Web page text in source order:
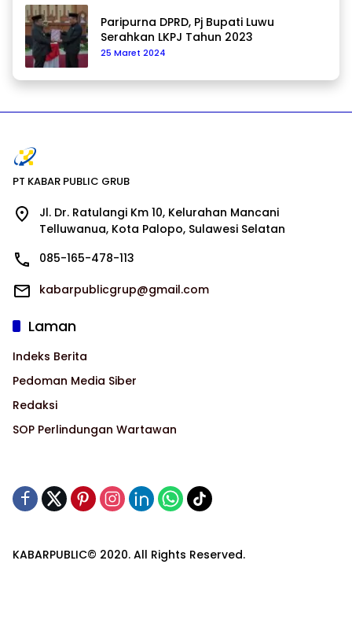
Paripurna DPRD, Pj Bupati Luwu
Serahkan LKPJ Tahun 2023
25 Maret 2024
PT KABAR PUBLIC GRUB
Jl. Dr. Ratulangi Km 10, Kelurahan Mancani
Telluwanua, Kota Palopo, Sulawesi Selatan
085-165-478-113
kabarpublicgrup@gmail.com
Laman
Indeks Berita
Pedoman Media Siber
Redaksi
SOP Perlindungan Wartawan
KABARPUBLIC© 2020. All Rights Reserved.